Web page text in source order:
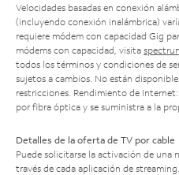
Velocidades basadas en conexión
(incluyendo conexión inalámbrica)
requiere módem con capacidad Gig
módems con capacidad, visita
todos los términos y condiciones de
sujetos a cambios. No están
restricciones. Rendimiento de
por fibra óptica y se suministra a la
Detalles de la oferta de TV por cable
Puede solicitarse la activación de una
través de cada aplicación de